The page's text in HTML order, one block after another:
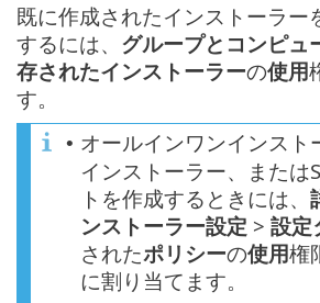
既に作成されたインストーラー
するには、 グループとコンピュ
存されたインストーラーの使用
す。
• オールインワンインスト
インストーラー、または
トを作成するときには、
ンストーラー設定 > 設定
されたポリシーの使用権
に割り当てます。